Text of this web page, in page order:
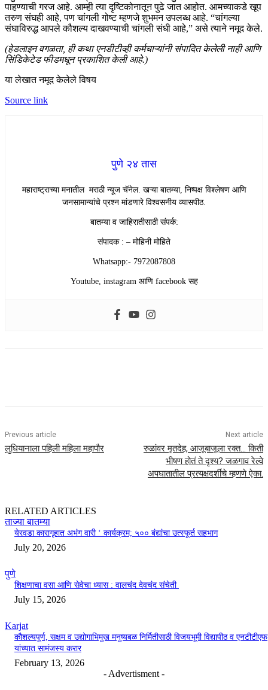
पाहण्याची गरज आहे. आम्ही त्या दृष्टिकोनातून पुढे जात आहोत. आमच्याकडे खूप
तरुण संघही आहे, पण चांगली गोष्ट म्हणजे शुभमन उपलब्ध आहे. “चांगल्या
संघाविरुद्ध आपले कौशल्य दाखवण्याची चांगली संधी आहे,” असे त्याने नमूद केले.
(हेडलाइन वगळता, ही कथा एनडीटीव्ही कर्मचाऱ्यांनी संपादित केलेली नाही आणि
सिंडिकेटेड फीडमधून प्रकाशित केली आहे.)
या लेखात नमूद केलेले विषय
Source link
पुणे २४ तास
महाराष्ट्राच्या मनातील मराठी न्यूज चॅनेल. खऱ्या बातम्या, निष्पक्ष विश्लेषण आणि
जनसामान्यांचे प्रश्न मांडणारे विश्वसनीय व्यासपीठ.
बातम्या व जाहिरातीसाठी संपर्क:
संपादक : – मोहिनी मोहिते
Whatsapp:- 7972087808
Youtube, instagram आणि facebook सह
Previous article
लुधियानाला पहिली महिला महापौर
Next article
रुळांवर मृतदेह, आजूबाजूला रक्त… किती
भीषण होतं ते दृश्य? जळगाव रेल्वे
अपघातातील प्रत्यक्षदर्शींचे म्हणणे ऐका.
RELATED ARTICLES
ताज्या बातम्या
येरवडा कारागृहात अभंग वारी ‘ कार्यक्रम; ५०० बंद्यांचा उत्स्फूर्त सहभाग
July 20, 2026
पुणे
शिक्षणाचा वसा आणि सेवेचा ध्यास : वालचंद देवचंद संचेती
July 15, 2026
Karjat
कौशल्यपूर्ण, सक्षम व उद्योगाभिमुख मनुष्यबळ निर्मितीसाठी विजयभूमी विद्यापीठ व एनटीटीएफ
यांच्यात सामंजस्य करार
February 13, 2026
- Advertisment -